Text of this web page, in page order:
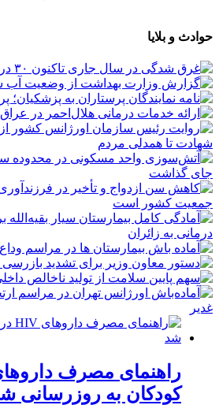
حوادث و بلایا
کودکان به روزرسانی